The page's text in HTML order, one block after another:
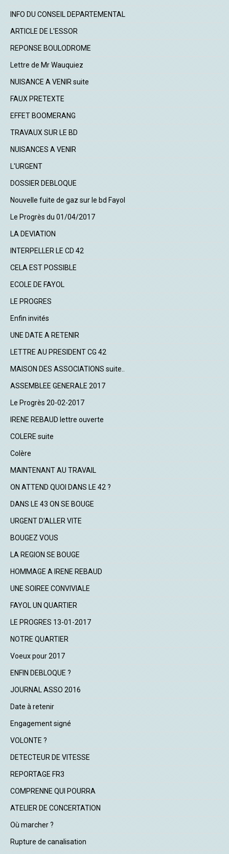
INFO DU CONSEIL DEPARTEMENTAL
ARTICLE DE L'ESSOR
REPONSE BOULODROME
Lettre de Mr Wauquiez
NUISANCE A VENIR suite
FAUX PRETEXTE
EFFET BOOMERANG
TRAVAUX SUR LE BD
NUISANCES A VENIR
L'URGENT
DOSSIER DEBLOQUE
Nouvelle fuite de gaz sur le bd Fayol
Le Progrès du 01/04/2017
LA DEVIATION
INTERPELLER LE CD 42
CELA EST POSSIBLE
ECOLE DE FAYOL
LE PROGRES
Enfin invités
UNE DATE A RETENIR
LETTRE AU PRESIDENT CG 42
MAISON DES ASSOCIATIONS suite..
ASSEMBLEE GENERALE 2017
Le Progrès 20-02-2017
IRENE REBAUD lettre ouverte
COLERE suite
Colère
MAINTENANT AU TRAVAIL
ON ATTEND QUOI DANS LE 42 ?
DANS LE 43 ON SE BOUGE
URGENT D'ALLER VITE
BOUGEZ VOUS
LA REGION SE BOUGE
HOMMAGE A IRENE REBAUD
UNE SOIREE CONVIVIALE
FAYOL UN QUARTIER
LE PROGRES 13-01-2017
NOTRE QUARTIER
Voeux pour 2017
ENFIN DEBLOQUE ?
JOURNAL ASSO 2016
Date à retenir
Engagement signé
VOLONTE ?
DETECTEUR DE VITESSE
REPORTAGE FR3
COMPRENNE QUI POURRA
ATELIER DE CONCERTATION
Où marcher ?
Rupture de canalisation